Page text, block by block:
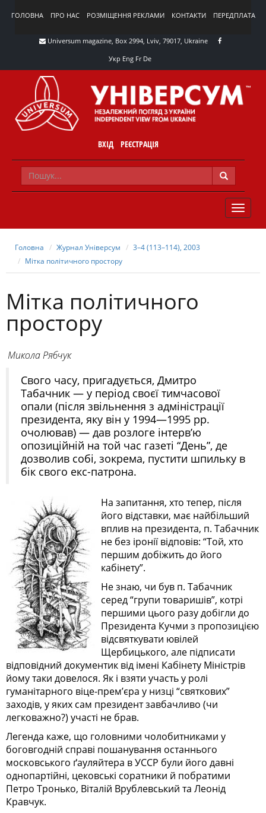
ГОЛОВНА ПРО НАС РОЗМІЩЕННЯ РЕКЛАМИ КОНТАКТИ ПЕРЕДПЛАТА
Universum magazine, Box 2994, Lviv, 79017, Ukraine
Укр Eng Fr De
ВХІД РЕЄСТРАЦІЯ
TOGGLE
Головна Журнал Універсум
3–4 (113–114), 2003
Мітка політичного простору
Мітка політичного
простору
Микола Рябчук
Свого часу, пригадується, Дмитро
Табачник — у період своєї тимчасової
опали (після звільнення з адміністрації
президента, яку він у 1994—1995 рр.
очолював) — дав розлоге інтерв’ю
опозиційній на той час газеті “День”, де
дозволив собі, зокрема, пустити шпильку в
бік свого екс-патрона.
На запитання, хто тепер, після
його відставки, має найбільший
вплив на президента, п. Табачник
не без іронії відповів: “Той, хто
першим добіжить до його
кабінету”.
Не знаю, чи був п. Табачник
серед “групи товаришів”, котрі
першими цього разу добігли до
Президента Кучми з пропозицією
відсвяткувати ювілей
Щербицького, але підписати
відповідний документик від імені Кабінету Міністрів
йому таки довелося. Як і взяти участь у ролі
гуманітарного віце-прем’єра у низці “святкових”
заходів, у яких сам президент завбачливо (чи
легковажно?) участі не брав.
Легенда каже, що головними чолобитниками у
боговгодній справі пошанування останнього
московського ґауляйтера в УССР були його давні
однопартійні, цековські соратники й побратими
Петро Тронько, Віталій Врублевський та Леонід
Кравчук.